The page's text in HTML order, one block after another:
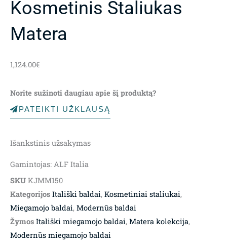
Kosmetinis Staliukas
Matera
1,124.00€
Norite sužinoti daugiau apie šį produktą?
PATEIKTI UŽKLAUSĄ
Išankstinis užsakymas
Gamintojas: ALF Italia
SKU KJMM150
Kategorijos Itališki baldai, Kosmetiniai staliukai,
Miegamojo baldai, Modernūs baldai
Žymos Itališki miegamojo baldai, Matera kolekcija,
Modernūs miegamojo baldai